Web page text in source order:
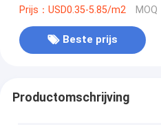
Prijs：USD0.35-5.85/m2
Beste prijs
Productomschrijving